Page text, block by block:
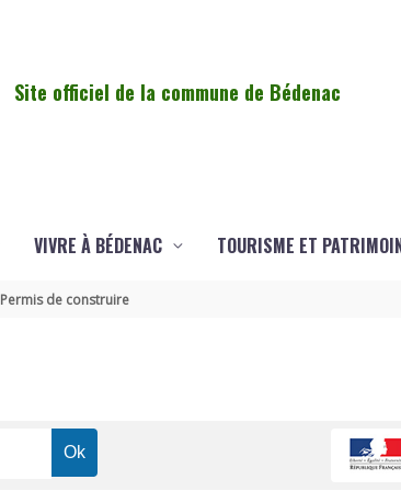
Site officiel de la commune de Bédenac
VIVRE À BÉDENAC TOURISME ET
Permis de construire